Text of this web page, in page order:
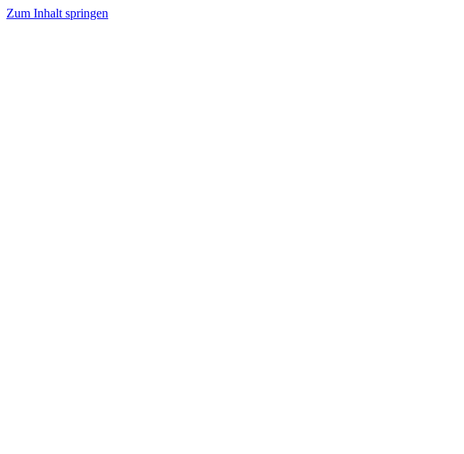
Zum Inhalt springen